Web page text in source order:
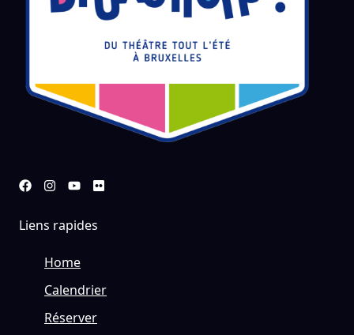
Liens rapides
Home
Calendrier
Réserver